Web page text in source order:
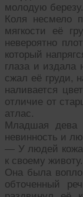
молодую березу.
Коля несмело
мягкости её
невероятно
который
глаза и издала
сжал её груди,
наливается
отличие от
атлас.
Младшая дева
невинность и
— У людей кожа
к своему животу.
Она была
обточенный